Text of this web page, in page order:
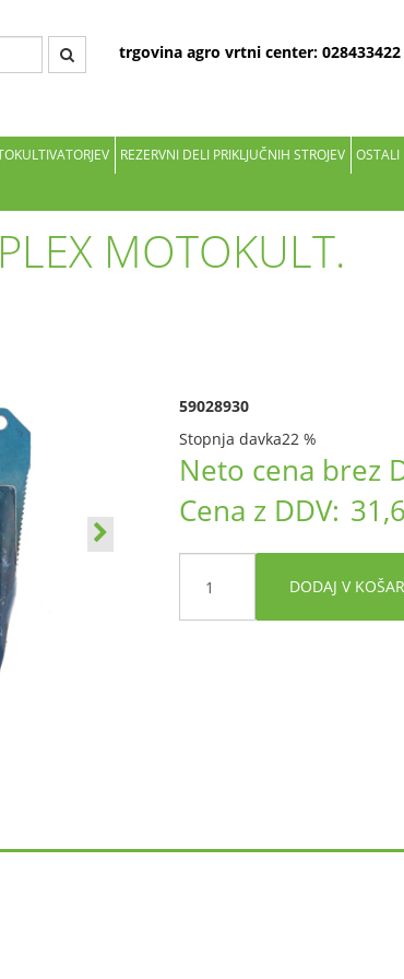
trgovina agro vrtni center: 028433422
REZERVNI DELI PRIKLJUČNIH STROJEV OSTALI
MOTOKULT.
59028930
Stopnja davka22 %
Neto cena brez
Cena z DDV:
DODAJ V